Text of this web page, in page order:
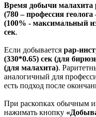
Время добычи малахита
(780 – профессия
(100% - максимальный
сек.
Если добывается рар-
(330*0.65) сек (для
(для малахита).
аналогичный для
есть подход после
При раскопках обычным
нажимать кнопку